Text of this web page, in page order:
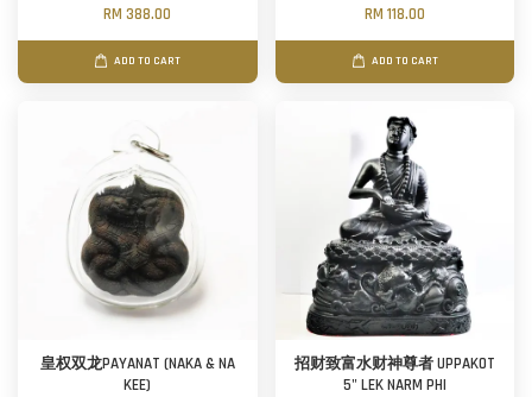
RM 388.00
ADD TO CART
RM 118.00
ADD TO CART
皇权双龙PAYANAT (NAKA & NA
KEE)
招财致富水财神尊者 UPPAKOT
5" LEK NARM PHI